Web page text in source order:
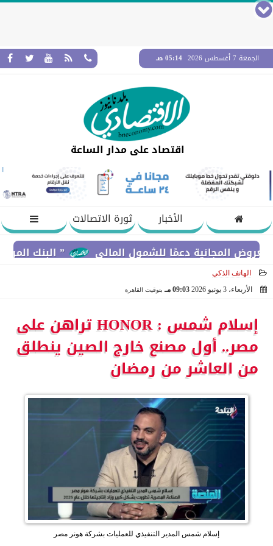
الجمعة 7 أغسطس 2026 05:14 صـ
اقتصاد على مدار الساعة
الأخبار
ثورة الاتصالات
” البنك المركزي” : معدلات الشمول المالي تواصل
دعمًا للشمول المالي
الهاتف الذكي
الأربعاء، 3 يونيو 2026
09:03 مـ بتوقيت القاهرة
إسلام شمس : HONOR تراهن على
مصر.. أول مصنع خارج الصين ينطلق
من العاشر من رمضان
إسلام شمس المدير التنفيذي للعمليات بشركة هونر مصر